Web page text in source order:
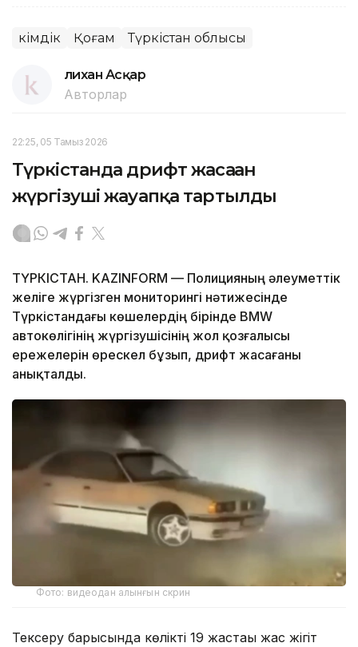
Әкімдік Қоғам Түркістан облысы
Әлихан Асқар
Авторлар
22:25, 05 Тамыз 2026
Түркістанда дрифт жасаған
жүргізуші жауапқа тартылды
ТҮРКІСТАН. KAZINFORM — Полицияның әлеуметтік
желіге жүргізген мониторингі нәтижесінде
Түркістандағы көшелердің бірінде BMW
автокөлігінің жүргізушісінің жол қозғалысы
ережелерін өрескел бұзып, дрифт жасағаны
анықталды.
Фото: видеодан алынғын скрин
Тексеру барысында көлікті 19 жастағы жас жігіт